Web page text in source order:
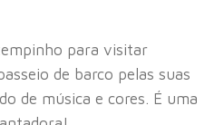
para visitar
de barco pelas suas
de música e cores. É uma